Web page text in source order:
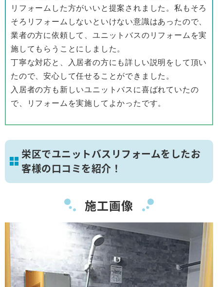
リフォームした方がいいと提案されました。私もそろ
そろリフォームしないといけない意識はあったので、
業者の方に依頼して、ユニットバスのリフォームを実
施してもらうことにしました。
丁寧な対応と、入居者の方にも詳しい説明をして頂い
たので、安心して任せることができました。
入居者の方も新しいユニットバスに喜ばれていたの
で、リフォームを実施してよかったです。
栄区でユニットバスリフォームをしたお
客様の口コミを紹介！
施工画像